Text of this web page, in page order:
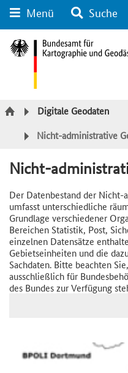
Kategorie Navigation
Menü Suche
Digitale Geodaten
Nicht-administrative
Nicht-
Der Datenbestand der
umfasst unterschiedliche
Grundlage verschiedener
Bereichen Statistik, Post,
einzelnen Datensätze
Gebietseinheiten und die
Sachdaten. Bitte beachten
ausschließlich für
des Bundes zur Verfügung